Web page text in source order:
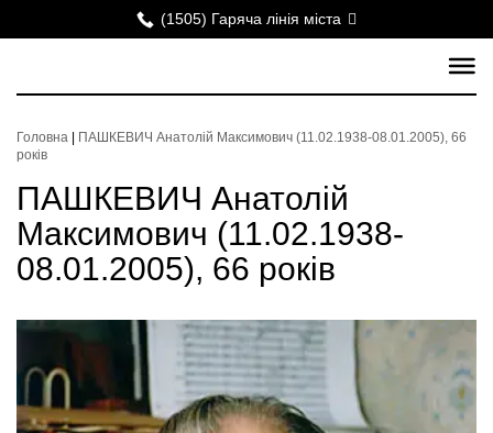
(1505) Гаряча лінія міста
Головна
ПАШКЕВИЧ Анатолій Максимович (11.02.1938-08.01.2005), 66
років
ПАШКЕВИЧ Анатолій
Максимович (11.02.1938-
08.01.2005), 66 років